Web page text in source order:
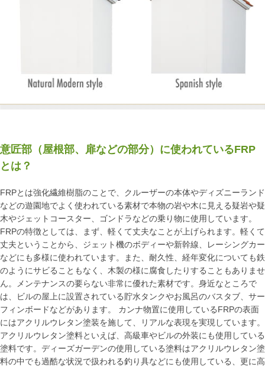
意匠部（屋根部、扉などの部分）に使われているFRP
とは？
FRPとは強化繊維樹脂のことで、クルーザーの本体やディズニーランド
などの遊園地でよく使われている素材で本物の岩や木に見える疑岩や疑
木やジェットコースター、ゴンドラなどの乗り物に使用しています。
FRPの特徴としては、まず、軽くて丈夫なことが上げられます。軽くて
丈夫ということから、ジェット機のボディーや新幹線、レーシングカー
などにも多様に使われています。また、耐久性、経年変化についても鉄
のようにサビることもなく、木製の様に腐食したりすることもありませ
ん。メンテナンスの要らない非常に優れた素材です。身近なところで
は、ビルの屋上に設置されている貯水タンクやお風呂のバスタブ、サー
フィンボードなどがあります。 カンナ物置に使用しているFRPの表面
にはアクリルウレタン塗装を施して、リアルな表現を実現しています。
アクリルウレタン塗料といえば、高級車やビルの外装にも使用している
塗料です。ディーズガーデンの使用している塗料はアクリルウレタン塗
料の中でも過酷な状況で扱われる釣り具などにも使用している、更に高